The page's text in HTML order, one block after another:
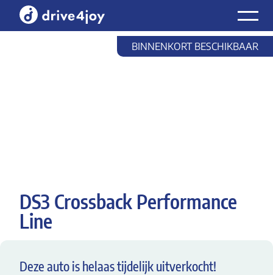
Home Laat
DS3 Crossback Performance LineBINNENKORT BESCHIKBAAR
DS3 Crossback Performance
Line
Deze auto is helaas tijdelijk uitverkocht!